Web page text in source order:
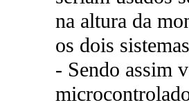
na altura da
os dois
- Sendo assim